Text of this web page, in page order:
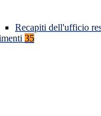
Recapiti dell'ufficio
35